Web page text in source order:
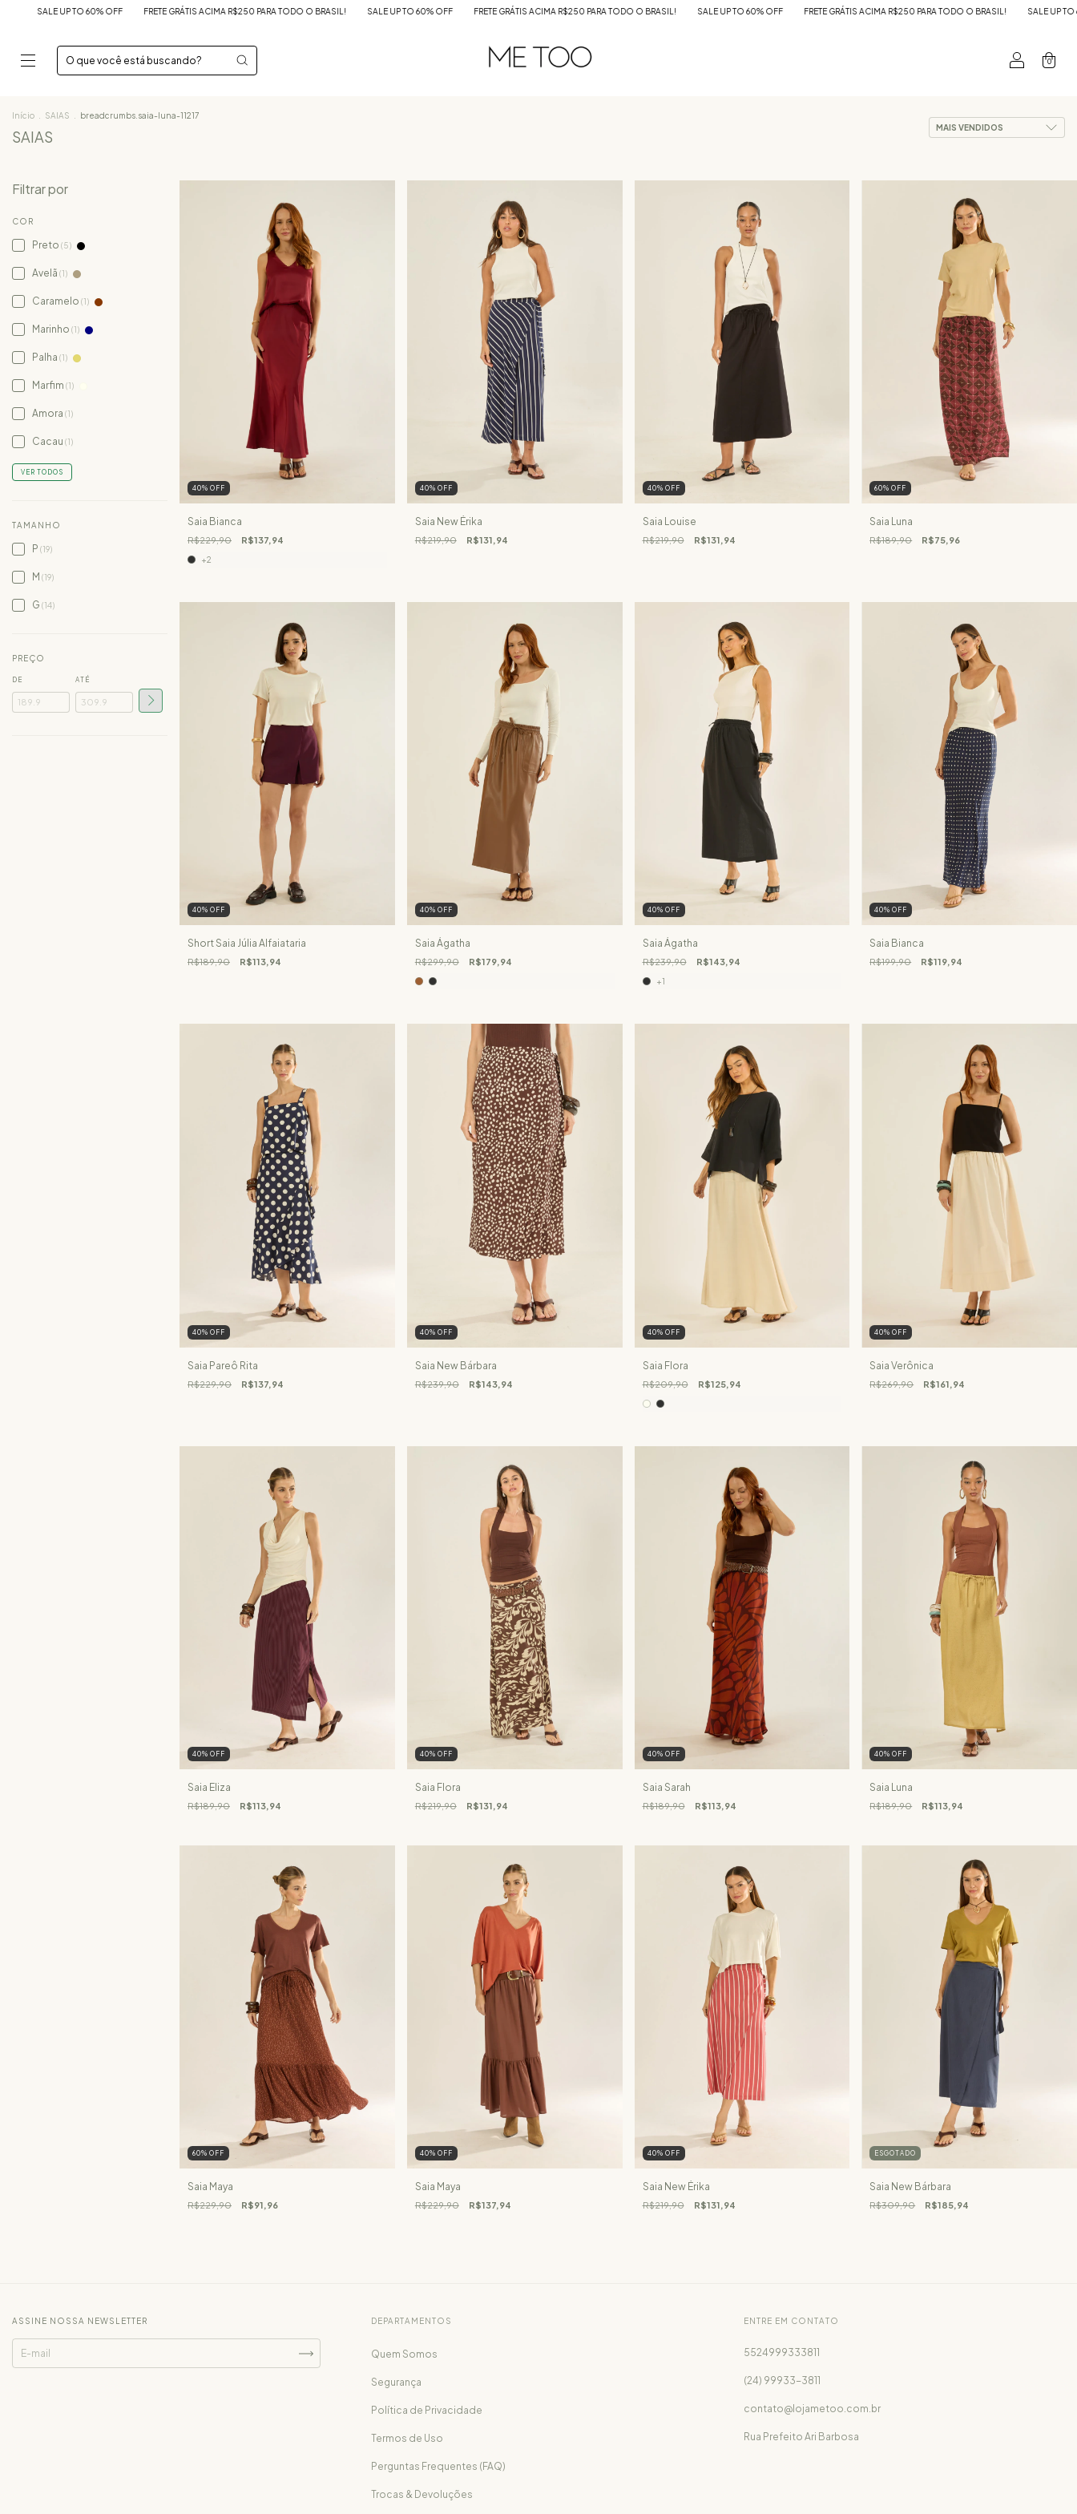
60% OFF FRETE GRÁTIS ACIMA R$250 PARA TODO O BRASIL! SALE UP TO 60% OFF FRETE GRÁTIS ACIMA R$250 PARA TODO O BRASIL! SALE UP TO 60% OFF FRETE GRÁTIS ACIMA R$250 PARA TODO O BRASIL! SALE UP TO 60% OFF
0
Início SAIAS breadcrumbs.saia-luna-11217
SAIAS
Filtrar por
COR
Preto (5)
Avelã (1)
Caramelo (1)
Marinho (1)
Palha (1)
Marfim (1)
Amora (1)
Cacau (1)
VER TODOS
TAMANHO
P (19)
M (19)
G (14)
PREÇO
DE ATÉ
40% OFF
Saia Bianca
R$229,90 R$137,94
+2
40% OFF
Saia New Érika
R$219,90 R$131,94
40% OFF
Saia Louise
R$219,90 R$131,94
60%OFF
Saia Luna
R$189,90 R$75,96
40% OFF
Short Saia Júlia Alfaiataria
R$189,90 R$113,94
40% OFF
Saia Ágatha
R$299,90 R$179,94
40% OFF
Saia Ágatha
R$239,90 R$143,94
+1
40%OFF
Saia Bianca
R$199,90 R$119,94
40% OFF
Saia Pareô Rita
R$229,90 R$137,94
40% OFF
Saia New Bárbara
R$239,90 R$143,94
40% OFF
Saia Flora
R$209,90 R$125,94
40%OFF
Saia Verônica
R$269,90 R$161,94
40% OFF
Saia Eliza
R$189,90 R$113,94
40% OFF
Saia Flora
R$219,90 R$131,94
40% OFF
Saia Sarah
R$189,90 R$113,94
40%OFF
Saia Luna
R$189,90 R$113,94
60% OFF
Saia Maya
R$229,90 R$91,96
40% OFF
Saia Maya
R$229,90 R$137,94
40% OFF
Saia New Érika
R$219,90 R$131,94
ESGOTADO
Saia New Bárbara
R$309,90 R$185,94
ASSINE NOSSA NEWSLETTER DEPARTAMENTOS
Quem Somos
Segurança
Política de Privacidade
Termos de Uso
Perguntas Frequentes (FAQ)
Trocas & Devoluções
ENTRE EM CONTATO
5524999333811
(24) 99933-3811
contato@lojametoo.com.br
Rua Prefeito Ari Barbosa